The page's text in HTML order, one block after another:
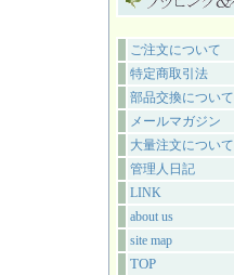
ご注文について
特定商取引法
部品交換について
メールマガジン
大量注文について
管理人日記
LINK
about us
site map
TOP